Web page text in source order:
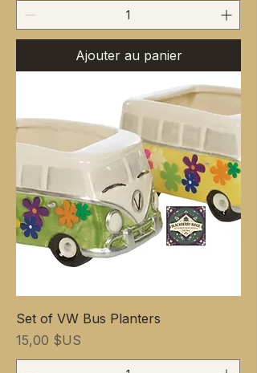
Ajouter au panier
Set of VW Bus Planters
Prix
15,00 $US